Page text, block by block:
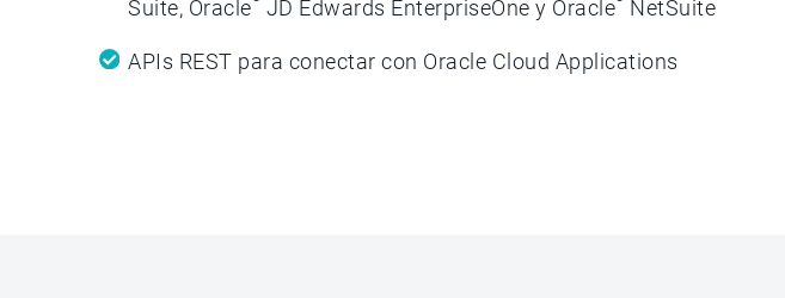
Suite, Oracle
JD Edwards EnterpriseOne y Oracle NetSuite
APIs REST para conectar con Oracle Cloud Applications